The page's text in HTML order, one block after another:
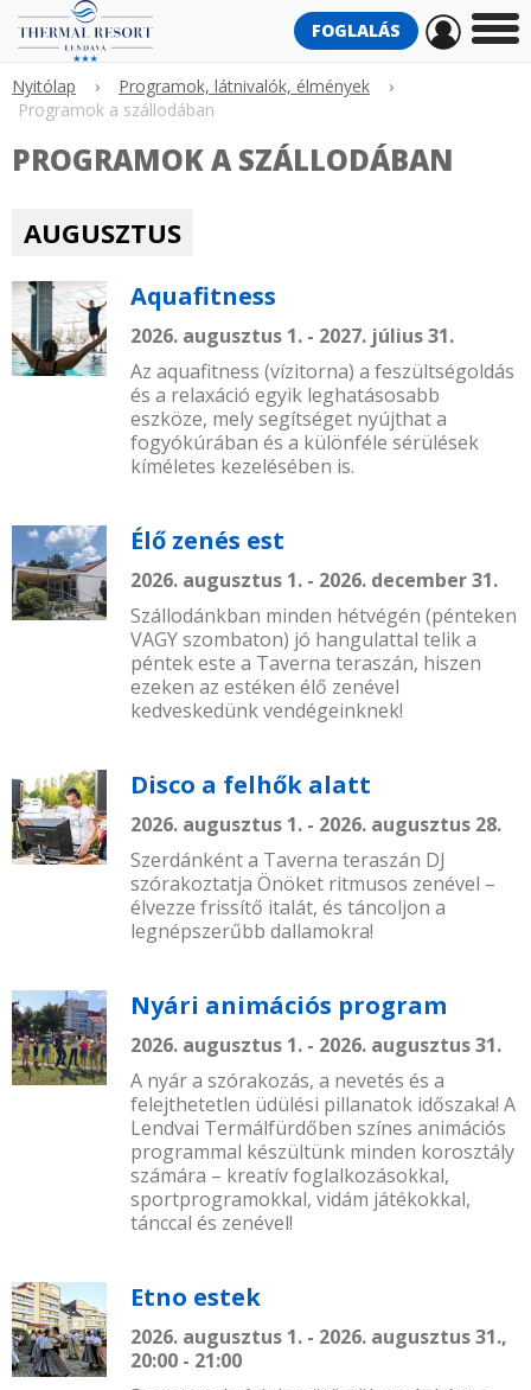
FOGLALÁS
Nyitólap › Programok, látnivalók, élmények
›
Programok a szállodában
PROGRAMOK A SZÁLLODÁBAN
AUGUSZTUS
Aquafitness
2026. augusztus 1. - 2027. július 31.
Az aquafitness (vízitorna) a feszültségoldás
és a relaxáció egyik leghatásosabb
eszköze, mely segítséget nyújthat a
fogyókúrában és a különféle sérülések
kíméletes kezelésében is.
Élő zenés est
2026. augusztus 1. - 2026. december 31.
Szállodánkban minden hétvégén (pénteken
VAGY szombaton) jó hangulattal telik a
péntek este a Taverna teraszán, hiszen
ezeken az estéken élő zenével
kedveskedünk vendégeinknek!
Disco a felhők alatt
2026. augusztus 1. - 2026. augusztus 28.
Szerdánként a Taverna teraszán DJ
szórakoztatja Önöket ritmusos zenével –
élvezze frissítő italát, és táncoljon a
legnépszerűbb dallamokra!
Nyári animációs program
2026. augusztus 1. - 2026. augusztus 31.
A nyár a szórakozás, a nevetés és a
felejthetetlen üdülési pillanatok időszaka! A
Lendvai Termálfürdőben színes animációs
programmal készültünk minden korosztály
számára – kreatív foglalkozásokkal,
sportprogramokkal, vidám játékokkal,
tánccal és zenével!
Etno estek
2026. augusztus 1. - 2026. augusztus 31.,
20:00 - 21:00